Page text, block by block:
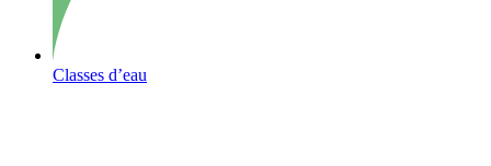
Classes d’eau